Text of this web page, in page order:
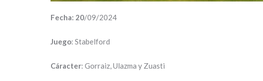
Fecha: 20/09/2024
Juego: Stabelford
Cáracter: Gorraiz, Ulazma y Zuasti